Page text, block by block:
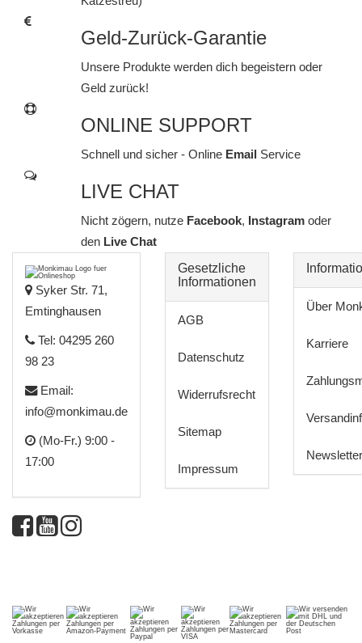
Geld-Zurück-Garantie
Unsere Produkte werden dich begeistern oder
Geld zurück!
ONLINE SUPPORT
Schnell und sicher - Online Email Service
LIVE CHAT
Nicht zögern, nutze Facebook, Instagram oder
denLive Chat
Syker Str. 71,
Emtinghausen
Tel: 04295 260
98 23
Email:
info@monkimau.de
(Mo-Fr.) 9:00 -
17:00
Gesetzliche
Informationen
AGB
Datenschutz
Widerrufsrecht
Sitemap
Impressum
Über
Karriere
Newsletter